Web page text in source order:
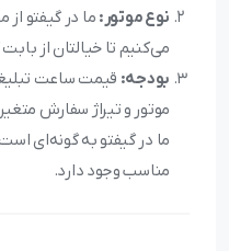
نوع موتور: ما در گیفتو از
می‌کنیم تا خیالتان از
بودجه: قیمت ساعت
موتور و تیراژ سفارش
ما در گیفتو به گونه‌ای
مناسب وجود دارد.